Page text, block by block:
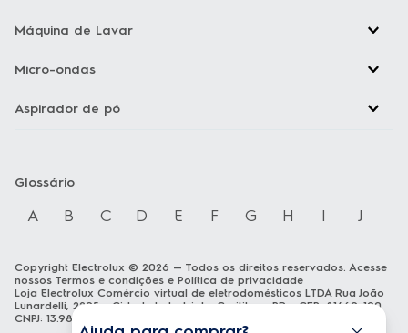
Máquina de Lavar
Micro-ondas
Aspirador de pó
Glossário
A B C D E F G H I J K
Copyright Electrolux © 2026 — Todos os direitos reservados. Acesse
nossos Termos e condições e Política de privacidade
Loja Electrolux Comércio virtual de eletrodomésticos LTDA Rua João
Lunardelli, 2205 - Cidade Industrial - Curitiba - PR - CEP: 81460-100
CNPJ: 13.986.197/0001-21